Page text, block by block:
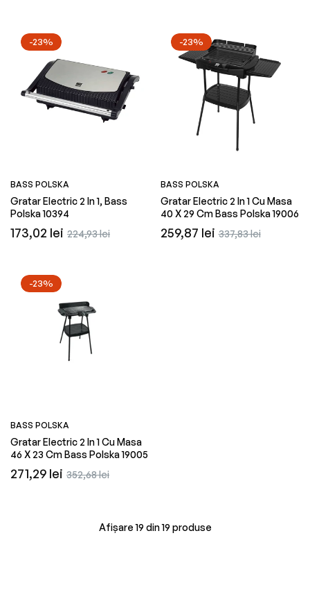
-23%
BASS POLSKA
Gratar Electric 2 In 1, Bass
Polska 10394
Preț
173,02 lei Preț
224,93 lei
-23%
BASS POLSKA
Gratar Electric 2 In 1 Cu Masa
40 X 29 Cm Bass Polska 19006
Preț
259,87 leiPreț
337,83 lei
-23%
BASS POLSKA
Gratar Electric 2 In 1 Cu Masa
46 X 23 Cm Bass Polska 19005
Preț
271,29 lei Preț
352,68 lei
Afișare 19 din 19 produse